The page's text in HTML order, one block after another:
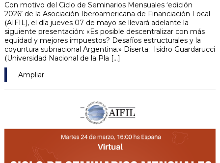
Con motivo del Ciclo de Seminarios Mensuales ‘edición
2026’ de la Asociación Iberoamericana de Financiación Local
(AIFIL), el día jueves 07 de mayo se llevará adelante la
siguiente presentación: «Es posible descentralizar con más
equidad y mejores impuestos? Desafíos estructurales y la
coyuntura subnacional Argentina.» Diserta: Isidro Guardarucci
(Universidad Nacional de la Pla [...]
Ampliar